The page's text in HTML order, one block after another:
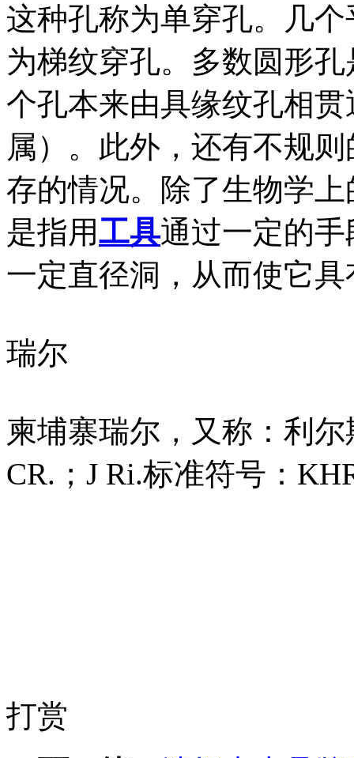
这种孔称为单穿孔。几
为梯纹穿孔。多数圆形
个孔本来由具缘纹孔相
属）。此外，还有不规
存的情况。除了生物学
是指用工具通过一定的
一定直径洞，从而使它
瑞尔
柬埔寨瑞尔，又称：利尔
CR.；J Ri.标准符号：
打赏